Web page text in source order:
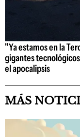
"Ya estamos en la
gigantes
el apocalipsis
MÁS